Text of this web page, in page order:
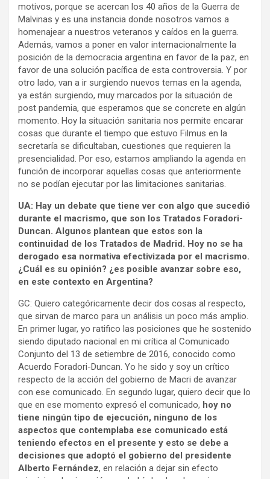
motivos, porque se acercan los 40 años de la Guerra de
Malvinas y es una instancia donde nosotros vamos a
homenajear a nuestros veteranos y caídos en la guerra.
Además, vamos a poner en valor internacionalmente la
posición de la democracia argentina en favor de la paz, en
favor de una solución pacífica de esta controversia. Y por
otro lado, van a ir surgiendo nuevos temas en la agenda,
ya están surgiendo, muy marcados por la situación de
post pandemia, que esperamos que se concrete en algún
momento. Hoy la situación sanitaria nos permite encarar
cosas que durante el tiempo que estuvo Filmus en la
secretaría se dificultaban, cuestiones que requieren la
presencialidad. Por eso, estamos ampliando la agenda en
función de incorporar aquellas cosas que anteriormente
no se podían ejecutar por las limitaciones sanitarias.
UA: Hay un debate que tiene ver con algo que sucedió
durante el macrismo, que son los Tratados Foradori-
Duncan. Algunos plantean que estos son la
continuidad de los Tratados de Madrid. Hoy no se ha
derogado esa normativa efectivizada por el macrismo.
¿Cuál es su opinión? ¿es posible avanzar sobre eso,
en este contexto en Argentina?
GC: Quiero categóricamente decir dos cosas al respecto,
que sirvan de marco para un análisis un poco más amplio.
En primer lugar, yo ratifico las posiciones que he sostenido
siendo diputado nacional en mi crítica al Comunicado
Conjunto del 13 de setiembre de 2016, conocido como
Acuerdo Foradori-Duncan. Yo he sido y soy un crítico
respecto de la acción del gobierno de Macri de avanzar
con ese comunicado. En segundo lugar, quiero decir que lo
que en ese momento expresó el comunicado, hoy no
tiene ningún tipo de ejecución, ninguno de los
aspectos que contemplaba ese comunicado está
teniendo efectos en el presente y esto se debe a
decisiones que adoptó el gobierno del presidente
Alberto Fernández, en relación a dejar sin efecto